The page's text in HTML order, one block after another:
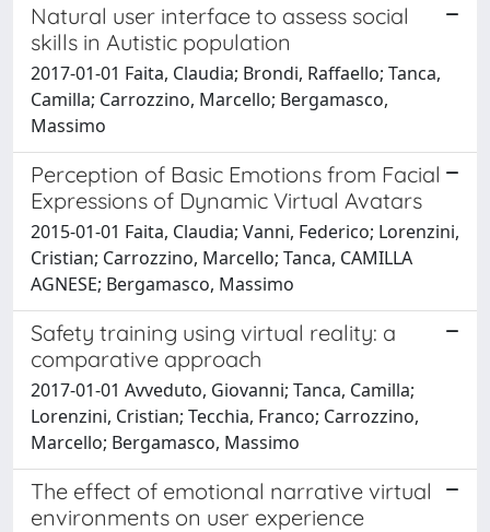
Natural user interface to assess social
skills in Autistic population
2017-01-01 Faita, Claudia; Brondi, Raffaello; Tanca,
Camilla; Carrozzino, Marcello; Bergamasco,
Massimo
Perception of Basic Emotions from Facial
Expressions of Dynamic Virtual Avatars
2015-01-01 Faita, Claudia; Vanni, Federico; Lorenzini,
Cristian; Carrozzino, Marcello; Tanca, CAMILLA
AGNESE; Bergamasco, Massimo
Safety training using virtual reality: a
comparative approach
2017-01-01 Avveduto, Giovanni; Tanca, Camilla;
Lorenzini, Cristian; Tecchia, Franco; Carrozzino,
Marcello; Bergamasco, Massimo
The effect of emotional narrative virtual
environments on user experience